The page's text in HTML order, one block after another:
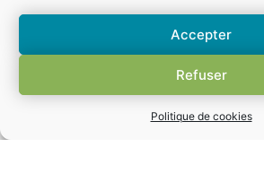
Accepter
Refuser
Politique de cookies